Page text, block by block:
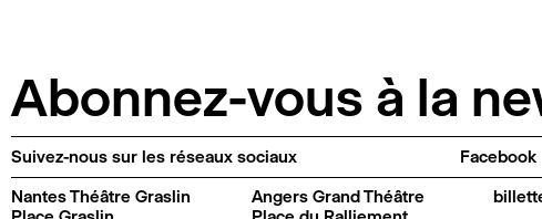
Abonnez-vous à la
Suivez-nous sur les réseaux sociaux Facebook
Nantes Théâtre Graslin
Angers Grand Théâtre